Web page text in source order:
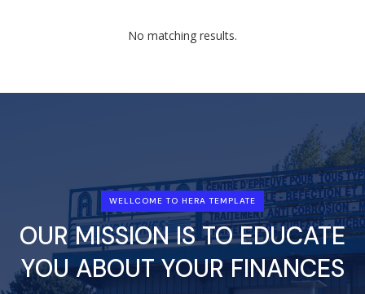
No matching results.
WELLCOME TO HERA TEMPLATE
OUR MISSION IS TO EDUCATE
YOU ABOUT YOUR FINANCES